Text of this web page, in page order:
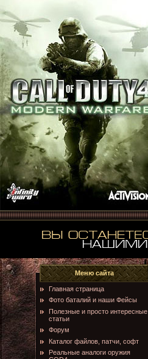
Меню сайта
Главная страница
Фото баталий и наши Фейсы
Полезные и просто интересные
статьи
Форум
Каталог файлов, патчи, софт
Реальные аналоги оружия